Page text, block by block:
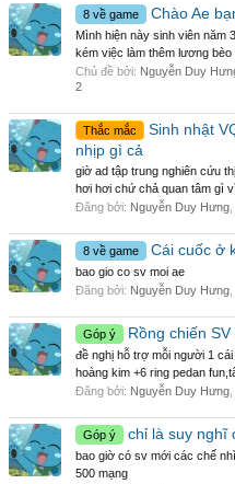
8 về game Chào Ae
Mình hiện này sinh viên năm
kém việc làm thêm lương bèo
Chủ đề bởi: Nguyễn Duy
2
Thắc mắc
Sinh nhật
nhịp gì cả
giờ ad tập trung nghiên cứu
hơi hơi chứ chả quan tâm gì
Đăng bởi: Nguyễn Duy Hưng,
8 về game Cái cuốc ở
bao gio co sv moi ae
Đăng bởi: Nguyễn Duy Hưng,
Góp ý Rồng chiến SV
đề nghị hỗ trợ mỗi người 1
hoàng kim +6 ring pedan
Đăng bởi: Nguyễn Duy Hưng,
Góp ý chỉ là suy nghĩ
bao giờ có sv mới các chế
500 mạng